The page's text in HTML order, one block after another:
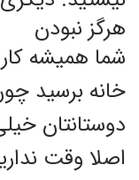
هرگز نبودن
شما همیشه کار
خانه برسید
دوستانتان
اصلا وقت